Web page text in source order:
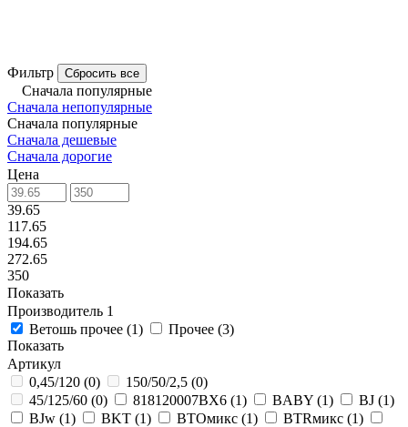
Фильтр Сбросить все
Сначала популярные
Сначала непопулярные
Сначала популярные
Сначала дешевые
Сначала дорогие
Цена
39.65
117.65
194.65
272.65
350
Показать
Производитель 1
Ветошь прочее (1) Прочее (3)
Показать
Артикул
0,45/120 (0) 150/50/2,5 (0)
45/125/60 (0) 818120007ВХ6 (1) BABY (1) BJ (1)
BJw (1) BKT (1) BTOмикс (1) BTRмикс (1)